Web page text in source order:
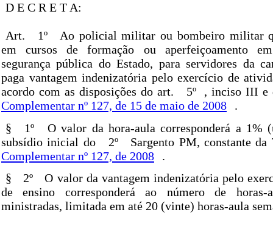
D E C R E T A:
Art. 1º
Ao policial militar ou bombeiro militar
em cursos de formação ou aperfeiçoamento
segurança pública do Estado, para servidores da
paga vantagem indenizatória pelo exercício de
acordo com as disposições do art.
5º
, inciso III e
Complementar nº 127, de 15 de maio de 2008
.
§
1º
O valor da hora-aula corresponderá a 1%
subsídio inicial do
2º
Sargento PM, constante
Complementar nº 127, de 2008
.
§
2º
O valor da vantagem indenizatória pelo
de ensino corresponderá ao número de horas-
ministradas, limitada em até 20 (vinte) horas-aula